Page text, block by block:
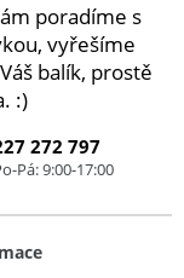
poradíme s
vyřešíme
balík, prostě
:)
272 797
Pá: 9:00-17:00